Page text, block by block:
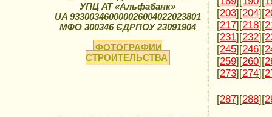
УПЦ АТ «Альфабанк»
UA 933003460000026004022023801
МФО 300346 ЄДРПОУ 23091904
ФОТОГРАФИИ
СТРОИТЕЛЬСТВА
[203][204][
[217][218][
[231][232][
[245][246][
[259][260][
[273][274][
[287][288][